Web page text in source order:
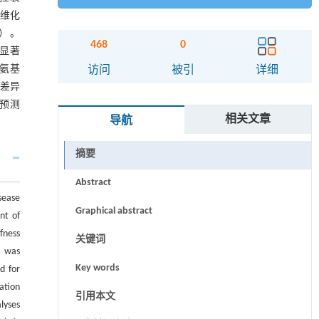
化
。
著
基
异
测
of
was
for
468
访问
0
被引 详细
导航 相关文章
摘要
Abstract
Graphical abstract
关键词
Key words
引用本文